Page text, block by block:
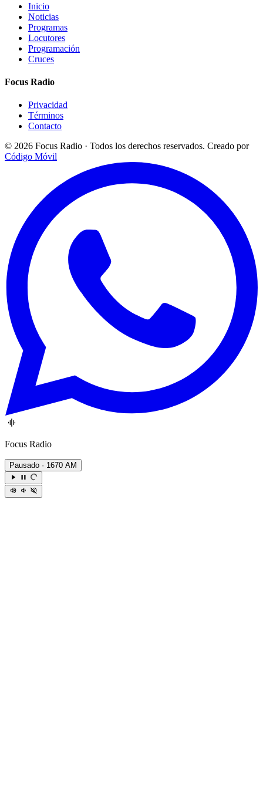
Inicio
Noticias
Programas
Locutores
Programación
Cruces
Focus Radio
Privacidad
Términos
Contacto
© 2026 Focus Radio · Todos los derechos reservados. Creado por
Código Móvil
Focus Radio
Pausado · 1670 AM